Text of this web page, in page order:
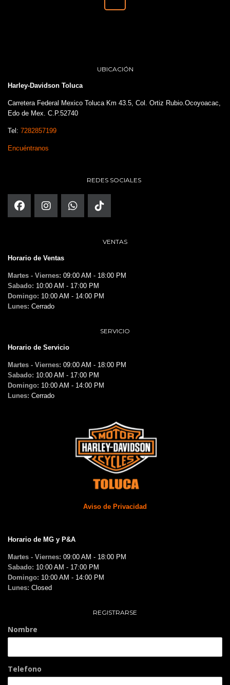
UBICACIÓN
Harley-Davidson Toluca
Carretera Federal Mexico Toluca Km 43.5, Col. Ortiz Rubio.Ocoyoacac,
Edo de Mex. C.P.52740
Tel: 7282857199
Encuéntranos
REDES SOCIALES
VENTAS
Horario de Ventas
Martes - Viernes: 09:00 AM - 18:00 PM
Sabado: 10:00 AM - 17:00 PM
Domingo: 10:00 AM - 14:00 PM
Lunes: Cerrado
SERVICIO
Horario de Servicio
Martes - Viernes: 09:00 AM - 18:00 PM
Sabado: 10:00 AM - 17:00 PM
Domingo: 10:00 AM - 14:00 PM
Lunes: Cerrado
Aviso de Privacidad
Horario de MG y P&A
Martes - Viernes: 09:00 AM - 18:00 PM
Sabado: 10:00 AM - 17:00 PM
Domingo: 10:00 AM - 14:00 PM
Lunes: Closed
REGISTRARSE
Nombre
Telefono